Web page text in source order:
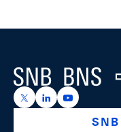
Logo
https://x.com/
https://https://